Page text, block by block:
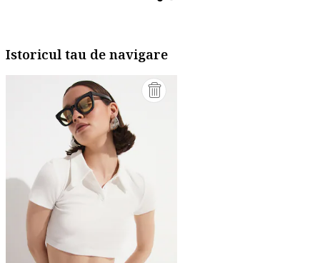
Istoricul tau de navigare